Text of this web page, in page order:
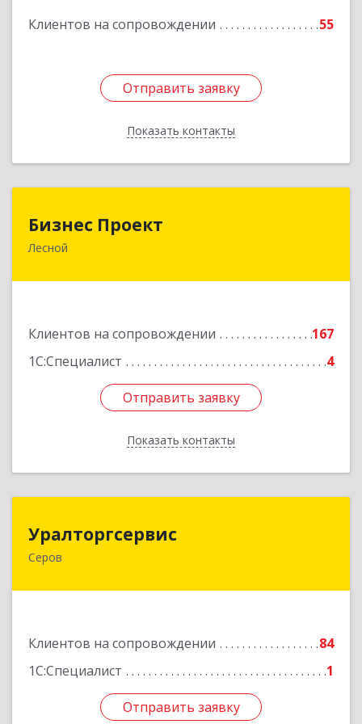
Клиентов на сопровождении 55
Отправить заявку
Показать контакты
Отправить заявку
Назад
Бизнес Проект
Лесной
Клиентов на сопровождении
167
1С:Специалист
4
Отправить заявку
Показать контакты
624200, Свердловская обл, Лесной г, Сиротина
Отправить заявку
Назад
Уралторгсервис
Серов
Клиентов на сопровождении
84
1С:Специалист
1
Отправить заявку
624980, Свердловская обл, Серов г, Кирова ул,
Отправить заявку